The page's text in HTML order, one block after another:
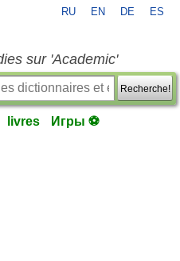
RU EN DE ES
sur 'Academic'
Recherche!
livres Игры ⚽